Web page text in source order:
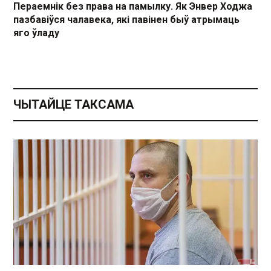
Пераемнік без права на памылку. Як Энвер Ходжа
пазбавіўся чалавека, які павінен быў атрымаць
яго ўладу
ЧЫТАЙЦЕ ТАКСАМА